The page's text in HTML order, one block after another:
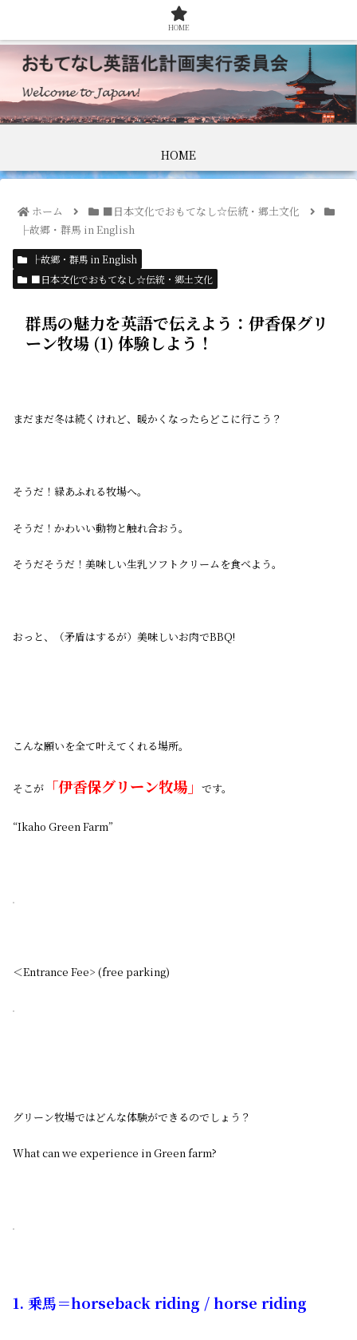
HOME
ホーム
■日本文化でおもてなし☆伝統・郷土文化
├故郷・群馬 in English
├故郷・群馬 in English
■日本文化でおもてなし☆伝統・郷土文化
群馬の魅力を英語で伝えよう：伊香保グリ
ーン牧場 (1) 体験しよう！
まだまだ冬は続くけれど、暖かくなったらどこに行こう？
そうだ！緑あふれる牧場へ。
そうだ！かわいい動物と触れ合おう。
そうだそうだ！美味しい生乳ソフトクリームを食べよう。
おっと、（矛盾はするが）美味しいお肉でBBQ!
こんな願いを全て叶えてくれる場所。
そこが 「伊香保グリーン牧場」 です。
“Ikaho Green Farm”
＜Entrance Fee> (free parking)
グリーン牧場ではどんな体験ができるのでしょう？
What can we experience in Green farm?
1. 乗馬＝horseback riding / horse riding
HOME